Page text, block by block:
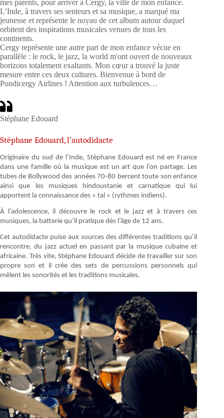
mes parents, pour arriver à Cergy, la ville de mon enfance.
L’Inde, à travers ses senteurs et sa musique, a marqué ma
jeunesse et représente le noyau de cet album autour duquel
orbitent des inspirations musicales venues de tous les
continents.
Cergy représente une autre part de mon enfance vécue en
parallèle : le rock, le jazz, la world m'ont ouvert de nouveaux
horizons totalement exaltants. Mon cœur a trouvé la juste
mesure entre ces deux cultures. Bienvenue à bord de
Pondicergy Airlines ! Attention aux turbulences…
Stéphane Edouard
Stéphane Edouard, l’autodidacte
Originaire du sud de l’Inde, Stéphane Edouard est né en France
dans une famille où la musique est un art que l’on partage. Les
tubes de Bollywood des années 70-80 bercent toute son enfance
ainsi que les musiques hindoustanie et carnatique qui lui
apportent la connaissance des « tal » (rythmes indiens).
À l’adolescence, il découvre le rock et le jazz et à travers ces
musiques, la batterie qu’il pratique dès l’âge de 12 ans.
Cet autodidacte puise aux sources des différentes traditions qu’il
rencontre, du jazz actuel en passant par la musique cubaine et
africaine. Très vite, Stéphane Edouard décide de travailler sur son
propre son et il crée des sets de percussions personnels qui
mêlent les sonorités et les traditions musicales.